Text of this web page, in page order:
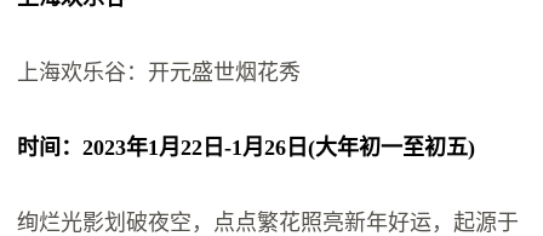
上海欢乐谷：开元盛世烟花秀
时间：2023年1月22日-1月26日(大年初一至初五)
绚烂光影划破夜空，点点繁花照亮新年好运，起源于